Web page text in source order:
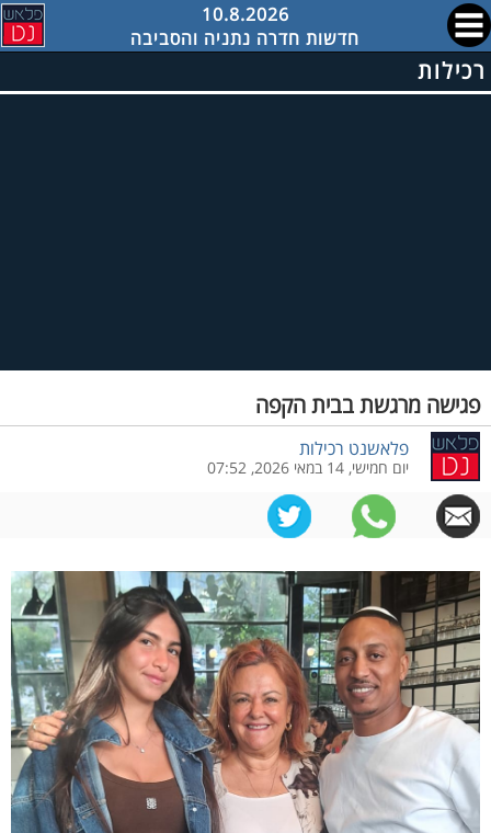
10.8.2026
חדשות חדרה נתניה והסביבה
רכילות
פגישה מרגשת בבית הקפה
פלאשנט רכילות
יום חמישי, 14 במאי 2026, 07:52